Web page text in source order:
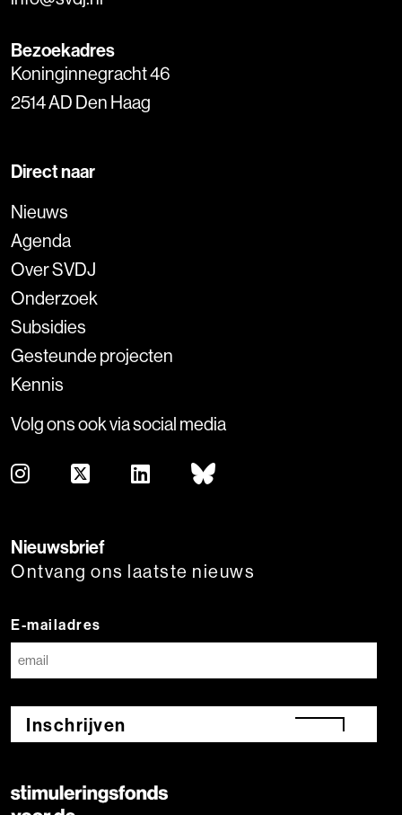
Bezoekadres
Koninginnegracht 46
2514 AD Den Haag
Direct naar
Nieuws
Agenda
Over SVDJ
Onderzoek
Subsidies
Gesteunde projecten
Kennis
Volg ons ook via social media
Nieuwsbrief
Ontvang ons laatste nieuws
E-mailadres
Inschrijven